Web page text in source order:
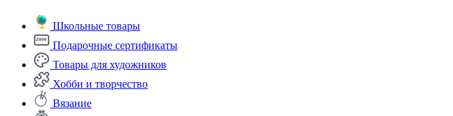
Школьные товары
Подарочные сертификаты
Товары для художников
Хобби и творчество
Вязание